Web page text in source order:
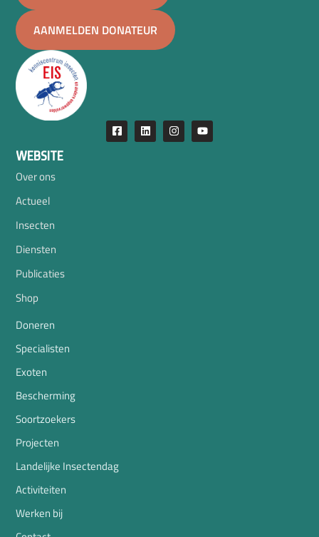
AANMELDEN DONATEUR
WEBSITE
Over ons
Actueel
Insecten
Diensten
Publicaties
Shop
Doneren
Specialisten
Exoten
Bescherming
Soortzoekers
Projecten
Landelijke Insectendag
Activiteiten
Werken bij